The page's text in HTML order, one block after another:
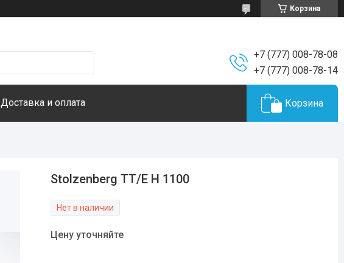
Корзина
+7 (777) 008-78-08
+7 (777) 008-78-14
Доставка и оплата Корзина
Stolzenberg TT/Е Н 1100
Нет в наличии
Цену уточняйте